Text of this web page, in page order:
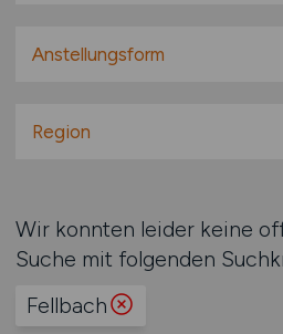
Teilzeit
Anstellungsform
befristete Anstellung
Projektarbeit / Freelancer
Arbeitnehmerüberlassung
geringfügige Beschäftigung /
Berufseinstieg / Trainee
Region
Berlin
Brandenburg
Bremen
Wir konnten leider keine
Suche mit folgenden
Fellbach